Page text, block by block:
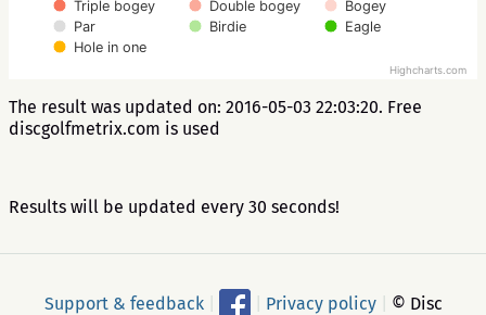
Triple bogey Double bogey
Bogey
Par
Birdie
Eagle
Hole in one
Highcharts.com
The result was updated on: 2016-05-03 22:03:20. Free
discgolfmetrix.com is used
Results will be updated every 30 seconds!
Support & feedback Privacy policy
© Disc